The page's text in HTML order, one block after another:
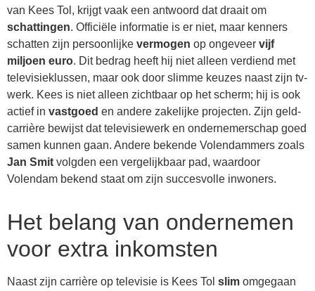
van Kees Tol, krijgt vaak een antwoord dat draait om
schattingen. Officiële informatie is er niet, maar kenners
schatten zijn persoonlijke vermogen op ongeveer vijf
miljoen euro. Dit bedrag heeft hij niet alleen verdiend met
televisieklussen, maar ook door slimme keuzes naast zijn tv-
werk. Kees is niet alleen zichtbaar op het scherm; hij is ook
actief in vastgoed en andere zakelijke projecten. Zijn geld-
carrière bewijst dat televisiewerk en ondernemerschap goed
samen kunnen gaan. Andere bekende Volendammers zoals
Jan Smit volgden een vergelijkbaar pad, waardoor
Volendam bekend staat om zijn succesvolle inwoners.
Het belang van ondernemen
voor extra inkomsten
Naast zijn carrière op televisie is Kees Tol slim omgegaan